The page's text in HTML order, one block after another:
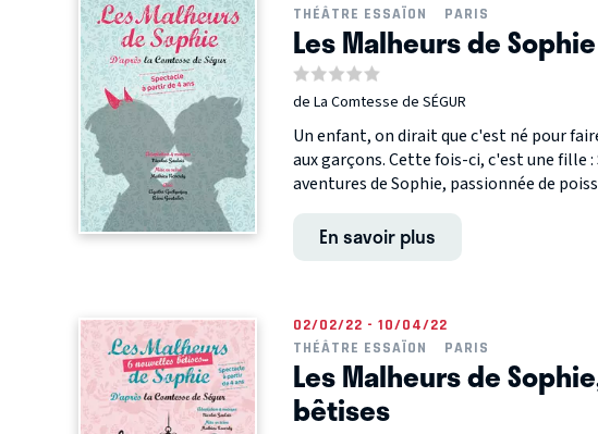
THÉÂTRE ESSAÏON
PARIS
Les Malheurs de Sophie
de La Comtesse de SÉGUR
Un enfant, on dirait que c'est né pour
aux garçons. Cette fois-ci, c'est une fille
aventures de Sophie, passionnée de
En savoir plus
02/02/22 - 10/04/22
THÉÂTRE ESSAÏON
PARIS
Les Malheurs de
bêtises